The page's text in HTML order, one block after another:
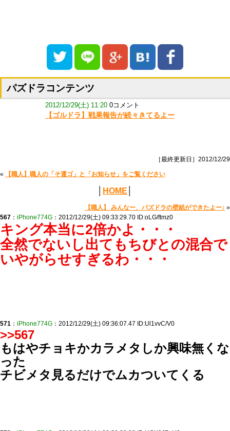
パズドラコンテンツ
2012/12/29(土) 11:20 0コメント
【ゴルドラ】戦果報告が続々きてるよー
［最終更新日］2012/12/29
« 【職人】職人の「そ運ゴ」と「お知らせ」をご覧ください
HOME
【職人】 みんなー、パズドラの壁紙ができたよー♪ »
567 ： iPhone774G ：2012/12/29(土) 09:33:29.70 ID:oLG/ftmz0
キング本当に2倍かよ・・・
全然でないし出てもちびとの混合で
いやがらせすぎるわ・・・
571 ： iPhone774G ：2012/12/29(土) 09:36:07.47 ID:Ul1vvC/V0
>>567
もはやチョキかカラメタしか興味無くな
った
チビメタ見るだけでムカついてくる